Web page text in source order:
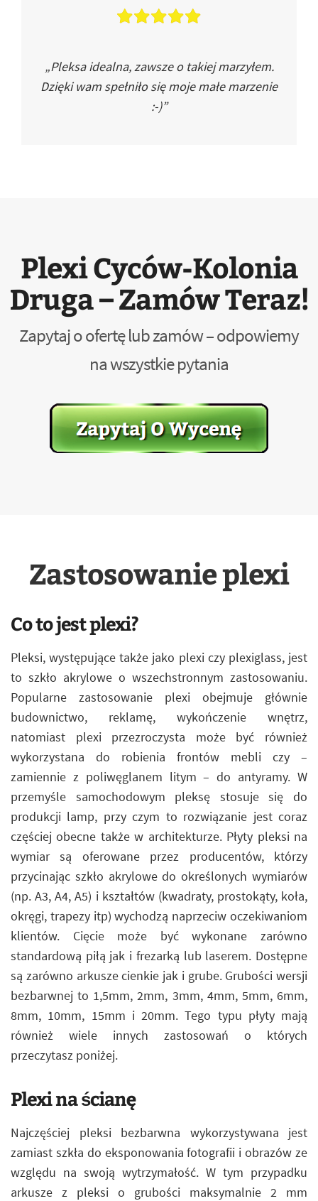
„Pleksa idealna, zawsze o takiej marzyłem.
Dzięki wam spełniło się moje małe marzenie
:-)”
Plexi Cyców-Kolonia
Druga – Zamów Teraz!
Zapytaj o ofertę lub zamów – odpowiemy
na wszystkie pytania
Zastosowanie plexi
Co to jest plexi?
Pleksi, występujące także jako plexi czy plexiglass, jest
to szkło akrylowe o wszechstronnym zastosowaniu.
Popularne zastosowanie plexi obejmuje głównie
budownictwo, reklamę, wykończenie wnętrz,
natomiast plexi przezroczysta może być również
wykorzystana do robienia frontów mebli czy –
zamiennie z poliwęglanem litym – do antyramy. W
przemyśle samochodowym pleksę stosuje się do
produkcji lamp, przy czym to rozwiązanie jest coraz
częściej obecne także w architekturze. Płyty pleksi na
wymiar są oferowane przez producentów, którzy
przycinając szkło akrylowe do określonych wymiarów
(np. A3, A4, A5) i kształtów (kwadraty, prostokąty, koła,
okręgi, trapezy itp) wychodzą naprzeciw oczekiwaniom
klientów. Cięcie może być wykonane zarówno
standardową piłą jak i frezarką lub laserem. Dostępne
są zarówno arkusze cienkie jak i grube. Grubości wersji
bezbarwnej to 1,5mm, 2mm, 3mm, 4mm, 5mm, 6mm,
8mm, 10mm, 15mm i 20mm. Tego typu płyty mają
również wiele innych zastosowań o których
przeczytasz poniżej.
Plexi na ścianę
Najczęściej pleksi bezbarwna wykorzystywana jest
zamiast szkła do eksponowania fotografii i obrazów ze
względu na swoją wytrzymałość. W tym przypadku
arkusze z pleksi o grubości maksymalnie 2 mm